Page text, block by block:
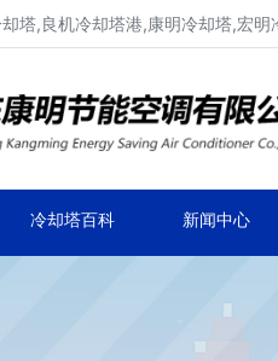
塔,良机冷却塔港,康明冷却塔,宏
冷却塔百科 新闻中心